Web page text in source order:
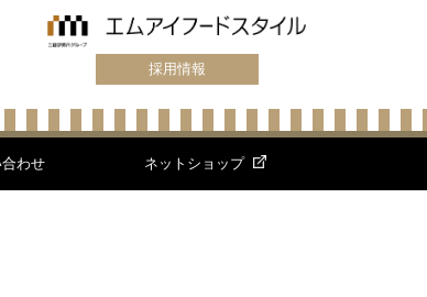
採用情報
わせ ネットショップ